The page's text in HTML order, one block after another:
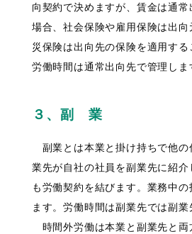
向契約で決めますが、賃金は通
場合、社会保険や雇用保険は出
災保険は出向先の保険を適用する
労働時間は通常出向先で管理しま
３、副 業
副業とは本業と掛け持ちで他の
業先が自社の社員を副業先に紹
も労働契約を結びます。業務中
ます。労働時間は副業先では副業
時間外労働は本業と副業先と両